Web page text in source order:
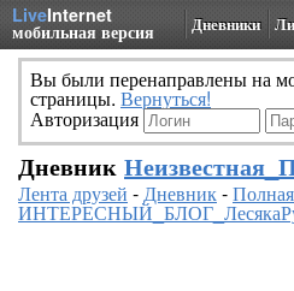
LiveInternet
мобильная версия Дневники
Вы были перенаправлены на
страницы. Вернуться!
Авторизация
Дневник
Лента друзей -Дневник-